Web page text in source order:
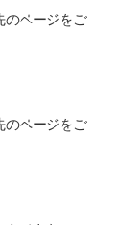
のページをご
のページをご